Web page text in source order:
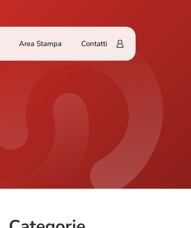
Area Stampa Contatti